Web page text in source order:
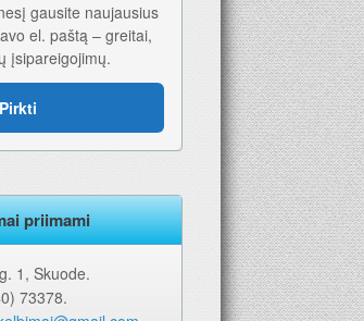
Geriausia dovana – laikraštis!
gausite naujausius
el. paštą – greitai,
įsipareigojimų.
Pirkti
priimami
1, Skuode.
73378.